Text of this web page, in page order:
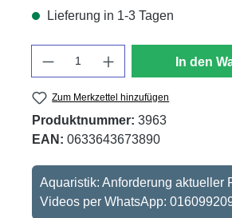
Lieferung in 1-3 Tagen
In den
Zum Merkzettel hinzufügen
Produktnummer: 3963
EAN: 0633643673890
Aquaristik: Anforderung aktueller
Videos per WhatsApp: